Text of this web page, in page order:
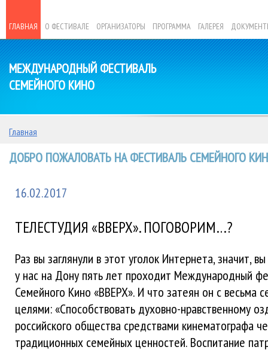
ГЛАВНАЯ О ФЕСТИВАЛЕ ОРГАНИЗАТОРЫ ПРОГРАММА ГАЛЕРЕЯ
МЕЖДУНАРОДНЫЙ ФЕСТИВАЛЬ
СЕМЕЙНОГО КИНО
Главная
ДОБРО ПОЖАЛОВАТЬ НА ФЕСТИВАЛЬ СЕМЕЙНОГО
16.02.2017
ТЕЛЕСТУДИЯ «ВВЕРХ». ПОГОВОРИМ…?
Раз вы заглянули в этот уголок Интернета, значит,
у нас на Дону пять лет проходит Международный
Семейного Кино «ВВЕРХ». И что затеян он с весьма
целями: «Способствовать духовно-нравственному
российского общества средствами кинематографа
традиционных семейных ценностей. Воспитание